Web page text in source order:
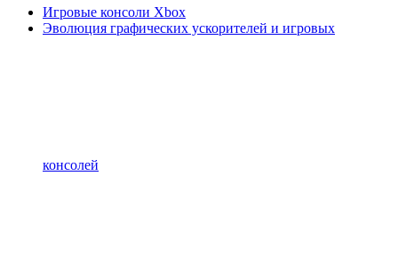
Игровые консоли Xbox
Эволюция графических ускорителей и игровых
консолей